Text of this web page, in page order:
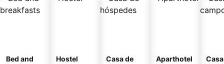
Bed and
Hostel
Casa de
Aparthotel